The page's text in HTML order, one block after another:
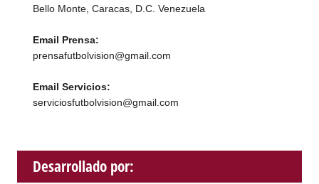
Bello Monte, Caracas, D.C. Venezuela
Email Prensa:
prensafutbolvision@gmail.com
Email Servicios:
serviciosfutbolvision@gmail.com
Desarrollado por: